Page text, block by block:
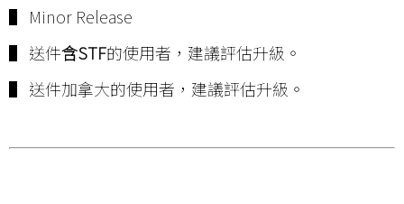
▌ Minor Release
▌ 送件含STF的使用者，建議評估升級。
▌ 送件加拿大的使用者，建議評估升級。